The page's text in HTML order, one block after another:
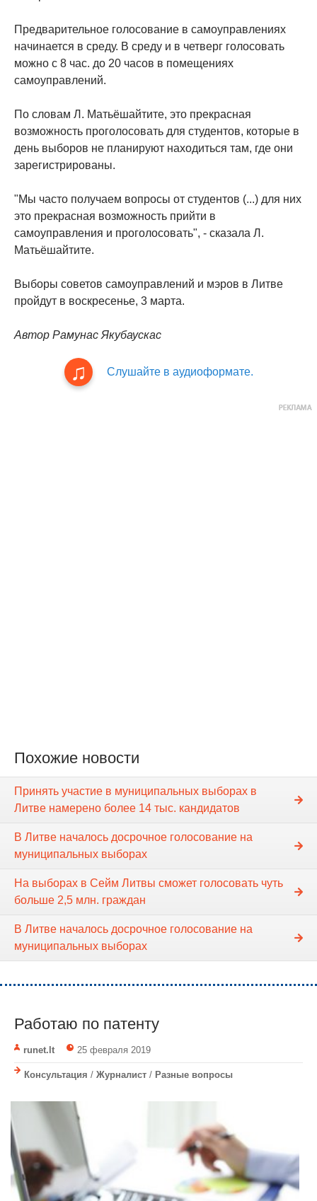
Предварительное голосование в самоуправлениях
начинается в среду. В среду и в четверг голосовать
можно с 8 час. до 20 часов в помещениях
самоуправлений.
По словам Л. Матьёшайтите, это прекрасная
возможность проголосовать для студентов, которые в
день выборов не планируют находиться там, где они
зарегистрированы.
"Мы часто получаем вопросы от студентов (...) для них
это прекрасная возможность прийти в
самоуправления и проголосовать", - сказала Л.
Матьёшайтите.
Выборы советов самоуправлений и мэров в Литве
пройдут в воскресенье, 3 марта.
Автор Рамунас Якубаускас
Слушайте в аудиоформате.
Похожие новости
Принять участие в муниципальных выборах в
Литве намерено более 14 тыс. кандидатов
В Литве началось досрочное голосование на
муниципальных выборах
На выборах в Cейм Литвы сможет голосовать чуть
больше 2,5 млн. граждан
В Литве началось досрочное голосование на
муниципальных выборах
Работаю по патенту
runet.lt 25 февраля 2019
Консультация / Журналист / Разные вопросы